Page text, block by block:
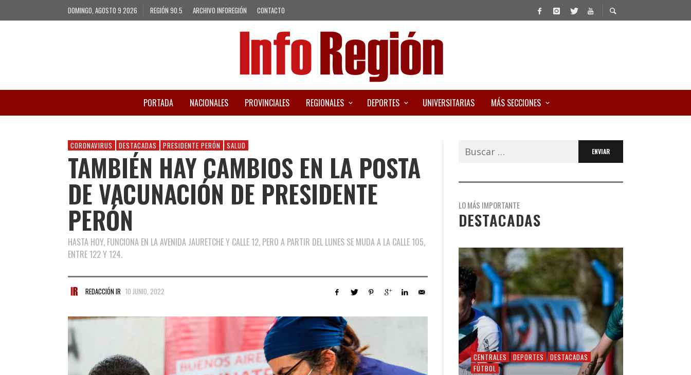
DOMINGO, AGOSTO 9 2026 REGIÓN 90.5 ARCHIVO INFOREGIÓN CONTACTO
PORTADA NACIONALES PROVINCIALES REGIONALES DEPORTES UNIVERSITARIAS MÁS SECCIONES
CORONAVIRUS DESTACADAS PRESIDENTE PERÓN SALUD
TAMBIÉN HAY CAMBIOS EN LA POSTA
DE VACUNACIÓN DE PRESIDENTE
PERÓN
HASTA HOY, FUNCIONA EN LA AVENIDA JAURETCHE Y CALLE 12, PERO A PARTIR DEL LUNES SE MUDA A LA CALLE 105,
ENTRE 122 Y 124.
REDACCIÓN IR 10 JUNIO, 2022
Buscar:
LO MÁS IMPORTANTE
DESTACADAS
CENTRALES DEPORTES
DESTACADAS
FÚTBOL